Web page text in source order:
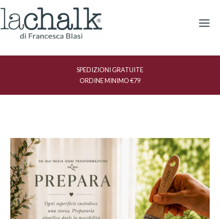
contenuto
SPEDIZIONI GRATUITE
ORDINE MINIMO €79